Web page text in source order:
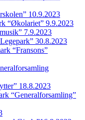
10.9.2023
“Økolariet” 9.9.2023
7.9.2023
30.8.2023
“Fransons”
18.8.2023
“Generalforsamling”